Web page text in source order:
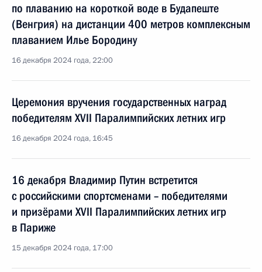
по плаванию на короткой воде в Будапеште
(Венгрия) на дистанции 400 метров комплексным
плаванием Илье Бородину
16 декабря 2024 года, 22:00
Церемония вручения государственных наград
победителям ХVII Паралимпийских летних игр
16 декабря 2024 года, 16:45
16 декабря Владимир Путин встретится
с российскими спортсменами – победителями
и призёрами XVII Паралимпийских летних игр
в Париже
15 декабря 2024 года, 17:00